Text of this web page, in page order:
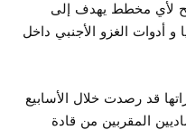
لأي مخطط يهدف إلى
و أدوات الغزو الأجنبي داخل
قد رصدت خلال الأسابيع
المقربين من قادة